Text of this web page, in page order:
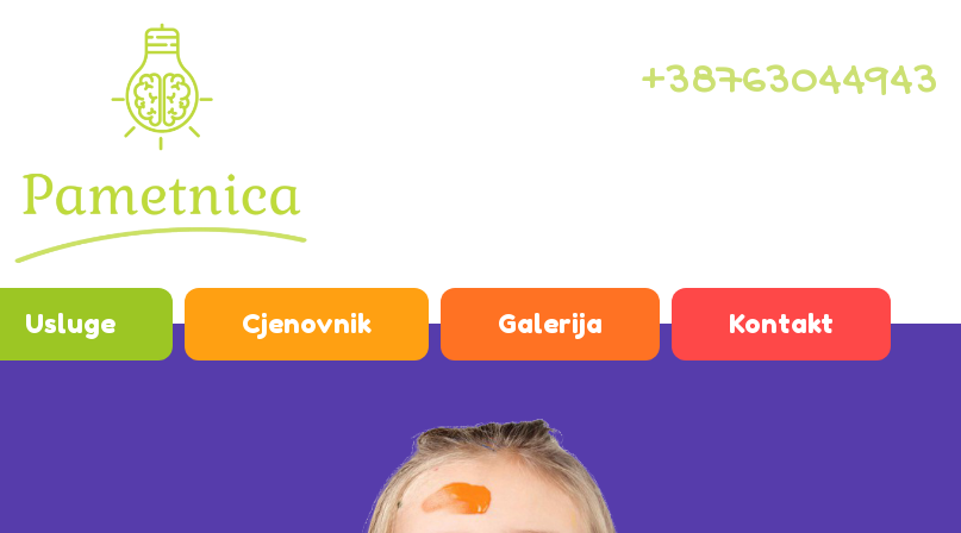
+38763044943
Usluge Cjenovnik Galerija Kontakt